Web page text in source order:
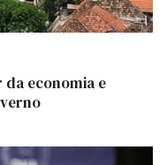
economia e